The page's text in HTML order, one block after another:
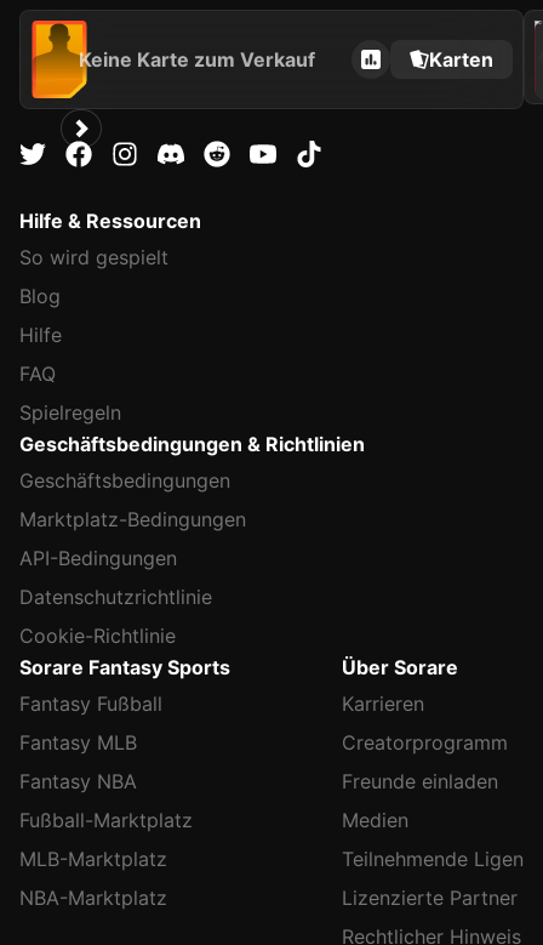
Keine Karte zum Verkauf Karten
2022
Hilfe & Ressourcen
So wird gespielt
Blog
Hilfe
FAQ
Spielregeln
Geschäftsbedingungen & Richtlinien
Geschäftsbedingungen
Marktplatz-Bedingungen
API-Bedingungen
Datenschutzrichtlinie
Cookie-Richtlinie
Sorare Fantasy Sports
Fantasy Fußball
Fantasy MLB
Fantasy NBA
Fußball-Marktplatz
MLB-Marktplatz
NBA-Marktplatz
Über Sorare
Karrieren
Creatorprogramm
Freunde einladen
Medien
Teilnehmende Ligen
Lizenzierte Partner
Rechtlicher Hinweis